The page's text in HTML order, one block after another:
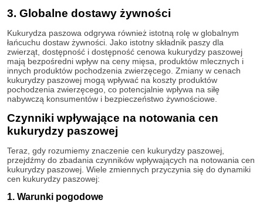
3. Globalne dostawy żywności
Kukurydza paszowa odgrywa również istotną rolę w globalnym
łańcuchu dostaw żywności. Jako istotny składnik paszy dla
zwierząt, dostępność i dostępność cenowa kukurydzy paszowej
mają bezpośredni wpływ na ceny mięsa, produktów mlecznych i
innych produktów pochodzenia zwierzęcego. Zmiany w cenach
kukurydzy paszowej mogą wpływać na koszty produktów
pochodzenia zwierzęcego, co potencjalnie wpływa na siłę
nabywczą konsumentów i bezpieczeństwo żywnościowe.
Czynniki wpływające na notowania cen
kukurydzy paszowej
Teraz, gdy rozumiemy znaczenie cen kukurydzy paszowej,
przejdźmy do zbadania czynników wpływających na notowania cen
kukurydzy paszowej. Wiele zmiennych przyczynia się do dynamiki
cen kukurydzy paszowej:
1. Warunki pogodowe